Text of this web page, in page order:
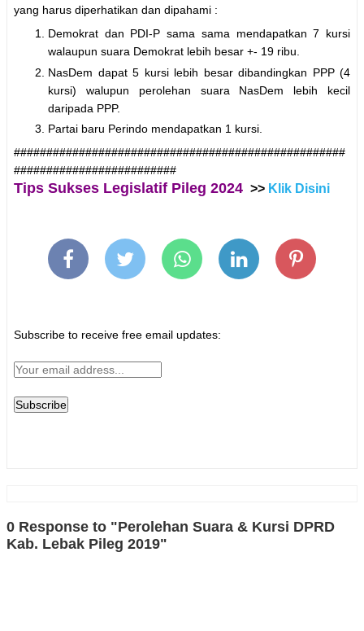
yang harus diperhatikan dan dipahami :
Demokrat dan PDI-P sama sama mendapatkan 7 kursi
walaupun suara Demokrat lebih besar +- 19 ribu.
NasDem dapat 5 kursi lebih besar dibandingkan PPP (4
kursi) walupun perolehan suara NasDem lebih kecil
daripada PPP.
Partai baru Perindo mendapatkan 1 kursi.
###################################################
#########################
Tips Sukses Legislatif Pileg 2024 >> Klik Disini
Subscribe to receive free email updates:
0 Response to "Perolehan Suara & Kursi DPRD
Kab. Lebak Pileg 2019"